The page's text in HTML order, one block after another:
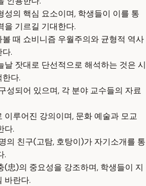
성의 핵심 요소이며, 학생들이 이를 통
을 기르길 기대한다.
때 쇼비니즘 우월주의와 균형적 역사
.
날 잣대로 단선적으로 해석하는 것은 시
다.
성되어 있으며, 각 분야 교수들의 자료
이루어진 강의이며, 문화 예술과 모교
다.
의 친구(고탐, 호탕이)가 자기소개를 통
.
(忠)의 중요성을 강조하며, 학생들이 지
바란다.